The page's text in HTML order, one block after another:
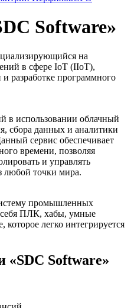
Software»
на
в сфере IoT (IIoT),
разработке программного
в использовании облачный
сбора данных и аналитики
сервис обеспечивает
времени, позволяя
и управлять
точки мира.
промышленных
себя ПЛК, хабы, умные
которое легко интегрируется
«SDC Software»